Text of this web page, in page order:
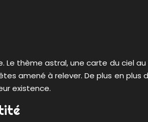
Le thème astral, une carte du ciel
amené à relever. De plus en plus
existence.